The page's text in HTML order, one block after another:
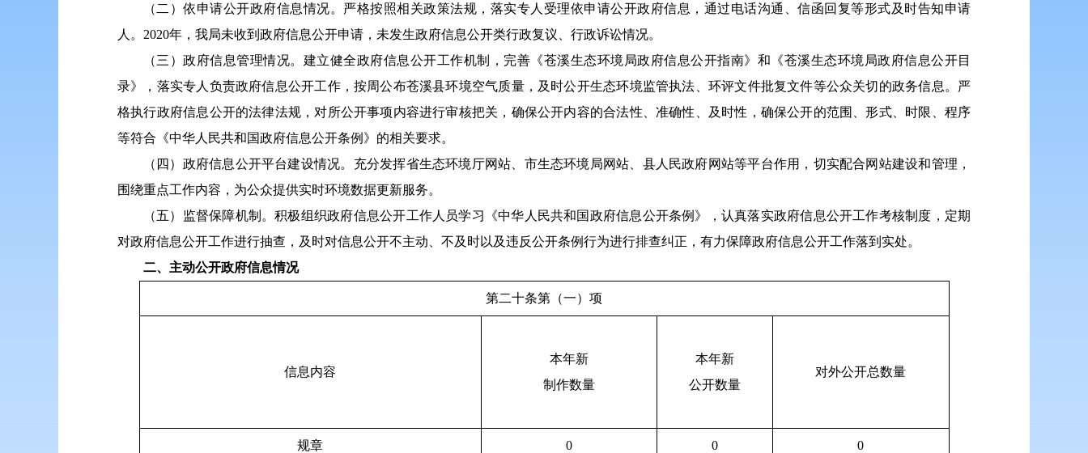
（二）依申请公开政府信息情况。严格按照相关政策法规，落实专人受理依申请公开政府信息，通过电话沟通、信函回复等形式及时告知申请
人。2020年，我局未收到政府信息公开申请，未发生政府信息公开类行政复议、行政诉讼情况。
（三）政府信息管理情况。建立健全政府信息公开工作机制，完善《苍溪生态环境局政府信息公开指南》和《苍溪生态环境局政府信息公开目
录》，落实专人负责政府信息公开工作，按周公布苍溪县环境空气质量，及时公开生态环境监管执法、环评文件批复文件等公众关切的政务信息。严
格执行政府信息公开的法律法规，对所公开事项内容进行审核把关，确保公开内容的合法性、准确性、及时性，确保公开的范围、形式、时限、程序
等符合《中华人民共和国政府信息公开条例》的相关要求。
（四）政府信息公开平台建设情况。充分发挥省生态环境厅网站、市生态环境局网站、县人民政府网站等平台作用，切实配合网站建设和管理，
围绕重点工作内容，为公众提供实时环境数据更新服务。
（五）监督保障机制。积极组织政府信息公开工作人员学习《中华人民共和国政府信息公开条例》，认真落实政府信息公开工作考核制度，定期
对政府信息公开工作进行抽查，及时对信息公开不主动、不及时以及违反公开条例行为进行排查纠正，有力保障政府信息公开工作落到实处。
二、主动公开政府信息情况
第二十条第（一）项
信息内容
本年新
制作数量
本年新
公开数量
对外公开总数量
规章 0 0 0